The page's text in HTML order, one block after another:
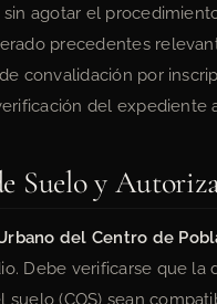
sin agotar el
precedentes
convalidación por
del expediente
Suelo y
del Centro de
Debe verificarse que la
(COS) sean